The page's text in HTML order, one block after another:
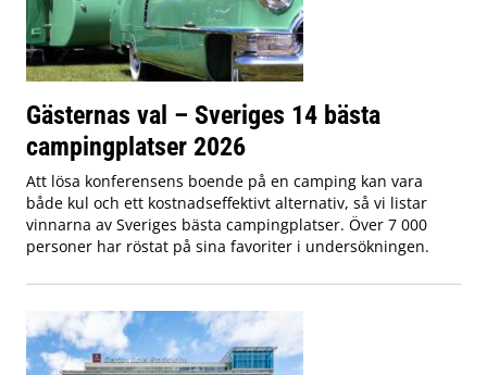
Gästernas val – Sveriges 14 bästa
campingplatser 2026
Att lösa konferensens boende på en camping kan vara
både kul och ett kostnadseffektivt alternativ, så vi listar
vinnarna av Sveriges bästa campingplatser. Över 7 000
personer har röstat på sina favoriter i undersökningen.